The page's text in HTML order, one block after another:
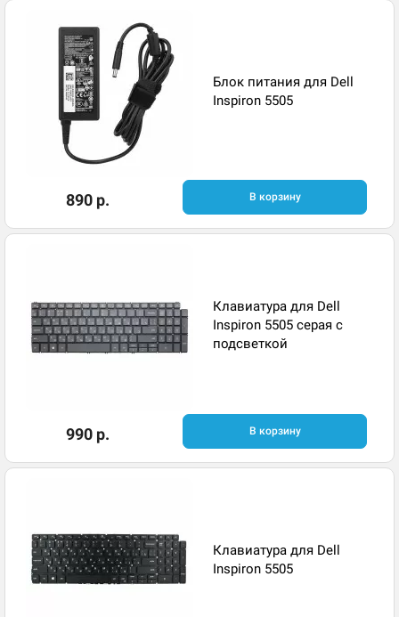
Блок питания для Dell
Inspiron 5505
890 р. В корзину
Клавиатура для Dell
Inspiron 5505 серая с
подсветкой
990 р. В корзину
Клавиатура для Dell
Inspiron 5505